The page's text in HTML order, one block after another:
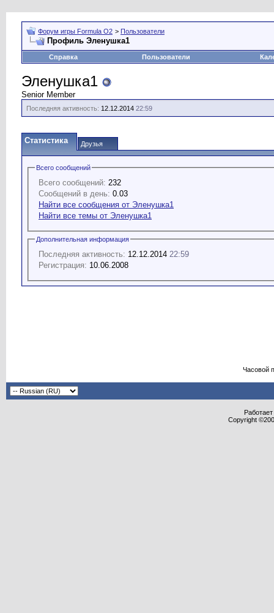
Форум игры Formula O2 > Пользователи
Профиль Эленушка1
Справка Пользователи
Эленушка1
Senior Member
Последняя активность: 12.12.2014 22:59
Статистика Друзья
Всего сообщений
Всего сообщений: 232
Сообщений в день: 0.03
Найти все сообщения от Эленушка1
Найти все темы от Эленушка1
Дополнительная информация
Последняя активность: 12.12.2014 22:59
Регистрация: 10.06.2008
Часовой
Copyright